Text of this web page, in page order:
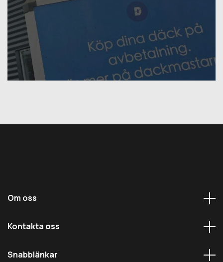
Om oss
Kontakta oss
Snabblänkar